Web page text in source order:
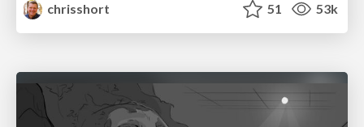
chrisshort
51 53k